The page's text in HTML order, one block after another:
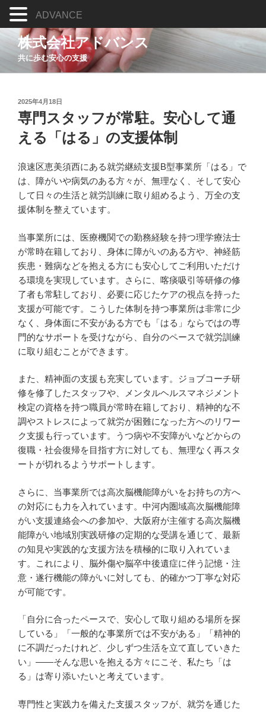
コ
ン
株式会社アドバンス
共に歩む安心の支援
投
稿
日:
2025年4月18日
専門スタッフが常駐。安心して通
える「はる」の支援体制
浪速区恵美須西にある就労継続支援B型事業所「はる」で
は、障がいや病気のある方々が、無理なく、そして安心
して日々の生活と就労訓練に取り組めるよう、万全の支
援体制を整えています。
当事業所には、医療機関での勤務経験を持つ理学療法士
が常時在籍しており、身体に障がいのある方や、神経筋
疾患・難病などを抱える方にも安心してご利用いただけ
る環境を実現しています。さらに、喀痰吸引等研修の修
了者も常駐しており、必要に応じたケアの視点を持った
支援が可能です。こうした体制を持つ事業所は非常に少
なく、身体面に不安がある方でも「はる」ならではの専
門的なサポートを受けながら、自分のペースで就労訓練
に取り組むことができます。
また、精神面の支援も充実しています。ジョブコーチ研
修を修了したスタッフや、メンタルヘルスマネジメント
検定の資格を持つ職員が常時在籍しており、精神的な不
調やストレスによって就労が困難になった方へのリワー
ク支援も行っています。うつ病や不安障がいなどからの
復職・社会復帰を目指す方に対しても、無理なく再スタ
ートが切れるようサポートします。
さらに、当事業所では高次脳機能障がいをお持ちの方へ
の対応にも力を入れています。中河内圏域高次脳機能障
がい支援連絡会への参加や、大阪府が主催する高次脳機
能障がい地域別実践研修の定期的な受講を通じて、最新
の知見や実践的な支援方法を積極的に取り入れていま
す。これにより、脳外傷や脳卒中後遺症に伴う記憶・注
意・遂行機能の障がいに対しても、的確かつ丁寧な対応
が可能です。
「自分に合ったペースで、安心して取り組める場所を探
している」「一般的な事業所では不安がある」「精神的
に不調だったけれど、少しずつ生活を立て直していきた
い」――そんな思いを抱える方々にこそ、私たち「は
る」は寄り添いたいと考えています。
専門性と実践力を備えた支援スタッフが、就労を通じた
ADVANCE